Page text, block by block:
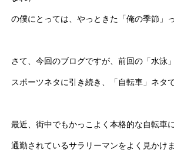
の僕にとっては、やっときた「俺の季節」
さて、今回のブログですが、前回の「水泳
スポーツネタに引き続き、「自転車」ネタで
最近、街中でもかっこよく本格的な自転車
通勤されているサラリーマンをよく見かけま